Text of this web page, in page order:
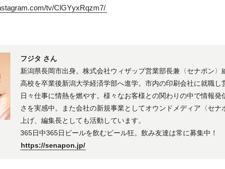
tv/ClGYyxRqzm7/
フジタ さん
新潟県長岡市出身。株式会社ウィザップ営業部長兼〈セナポン〉
高校を卒業後新潟大学経済学部へ進学。市内の印刷会社に就職し
日々仕事に情熱を燃やす。様々なお客様との関わりの中で情報発
さを実感中。また会社の新規事業としてオウンドメディア〈セナ
上げ、編集長としても活動しています。
365日中365日ビールを飲むビール狂。飲み友達は常に募集中！
https://senapon.jp/